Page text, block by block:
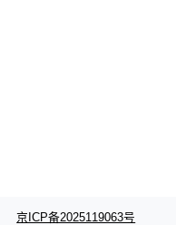
京ICP备2025119063号